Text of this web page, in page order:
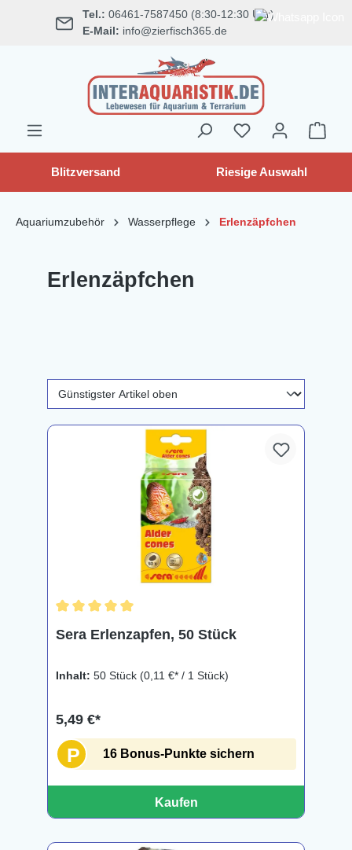
springen Tel.: 06461-7587450 (8:30-12:30 Uhr)
E-Mail: info@zierfisch365.de
Blitzversand Riesige Auswahl
Aquariumzubehör Wasserpflege Erlenzäpfchen
Erlenzäpfchen
Sera Erlenzapfen, 50 Stück
Inhalt: 50 Stück (0,11 €* / 1 Stück)
5,49 €*
P 16 Bonus-Punkte sichern
Kaufen